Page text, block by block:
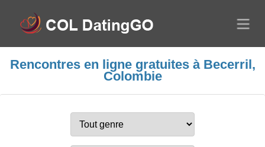
Rencontres en ligne gratuites à Becerril,
Colombie